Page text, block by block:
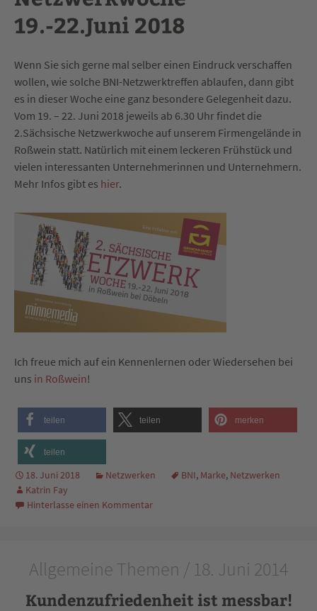
19.-22.Juni 2018
Wenn Sie sich gerne mal selber einen Eindruck verschaffen
wollen, wie solche BNI-Netzwerktreffen ablaufen, dann gibt
es in dieser Woche eine ganz besondere Gelegenheit dazu.
Vom 19. – 22. Juni 2018 jeweils ab 6.30 Uhr findet die
2.Sächsische Netzwerkwoche auf unserem Firmengelände in
Roßwein statt. Natürlich mit einem leckeren Frühstück und
vielen interessanten Unternehmerinnen und Unternehmern.
Mehr Infos gibt es hier.
Ich freue mich auf ein Kennenlernen oder Wiedersehen bei
uns in Roßwein!
teilen teilen merken
teilen
18. Juni 2018 Netzwerken BNI, Marke, Netzwerken
Katrin Fay
Hinterlasse einen Kommentar
Allgemeine Themen / 18. Juni 2014
Kundenzufriedenheit ist messbar!